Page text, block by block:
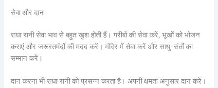
सेवा और दान
राधा रानी सेवा भाव से बहुत खुश होती हैं। गरीबों की सेवा करें, भूखों को भोजन
कराएं और जरूरतमंदों की मदद करें। मंदिर में सेवा करें और साधु-संतों का
सम्मान करें।
दान करना भी राधा रानी को प्रसन्न करता है। अपनी क्षमता अनुसार दान करें।